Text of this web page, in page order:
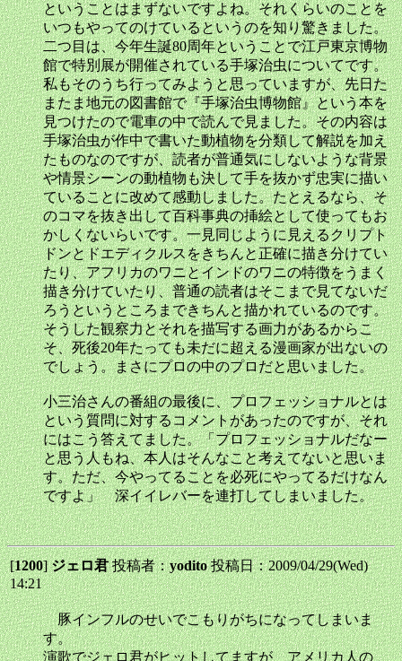
ということはまずないですよね。それくらいのことを
いつもやってのけているというのを知り驚きました。
二つ目は、今年生誕80周年ということで江戸東京博物
館で特別展が開催されている手塚治虫についてです。
私もそのうち行ってみようと思っていますが、先日た
またま地元の図書館で『手塚治虫博物館』という本を
見つけたので電車の中で読んで見ました。その内容は
手塚治虫が作中で書いた動植物を分類して解説を加え
たものなのですが、読者が普通気にしないような背景
や情景シーンの動植物も決して手を抜かず忠実に描い
ていることに改めて感動しました。たとえるなら、そ
のコマを抜き出して百科事典の挿絵として使ってもお
かしくないらいです。一見同じように見えるクリプト
ドンとドエディクルスをきちんと正確に描き分けてい
たり、アフリカのワニとインドのワニの特徴をうまく
描き分けていたり、普通の読者はそこまで見てないだ
ろうというところまできちんと描かれているのです。
そうした観察力とそれを描写する画力があるからこ
そ、死後20年たっても未だに超える漫画家が出ないの
でしょう。まさにプロの中のプロだと思いました。
小三治さんの番組の最後に、プロフェッショナルとは
という質問に対するコメントがあったのですが、それ
にはこう答えてました。「プロフェッショナルだなー
と思う人もね、本人はそんなこと考えてないと思いま
す。ただ、今やってることを必死にやってるだけなん
ですよ」 深イイレバーを連打してしまいました。
[1200]ジェロ君投稿者：yodito投稿日：2009/04/29(Wed)
14:21
豚インフルのせいでこもりがちになってしまいま
す。
演歌でジェロ君がヒットしてますが、アメリカ人の